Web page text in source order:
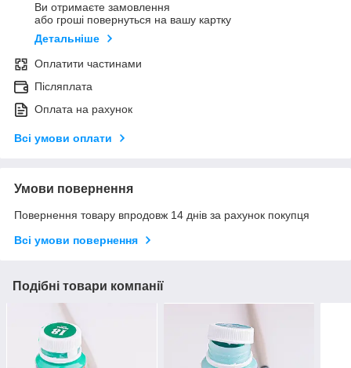
Ви отримаєте замовлення
або гроші повернуться на вашу картку
Детальніше
Оплатити частинами
Післяплата
Оплата на рахунок
Всі умови оплати
Умови повернення
Повернення товару впродовж 14 днів за рахунок покупця
Всі умови повернення
Подібні товари компанії